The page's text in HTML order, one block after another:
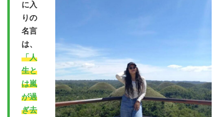
に入
りの
名言
は、
「人
生と
は嵐
が過
ぎ去